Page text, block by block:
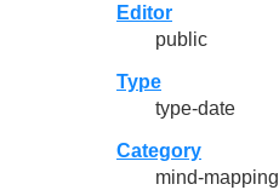
Editor
public
Type
type-date
Category
mind-mapping